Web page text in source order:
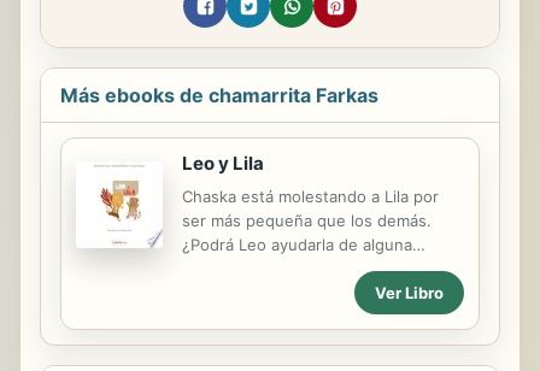
Más ebooks de chamarrita Farkas
Leo y Lila
Chaska está molestando a Lila por
ser más pequeña que los demás.
¿Podrá Leo ayudarla de alguna
Ver Libro